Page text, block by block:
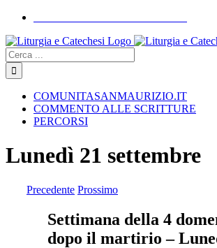
Skip
content
YouTube
Facebook
Instagram
Cerca
COMUNITASANMAURIZIO.IT
COMMENTO ALLE SCRITTURE
PERCORSI
Lunedì 21 settembre
Precedente Prossimo
Settimana della 4
dopo il martirio –